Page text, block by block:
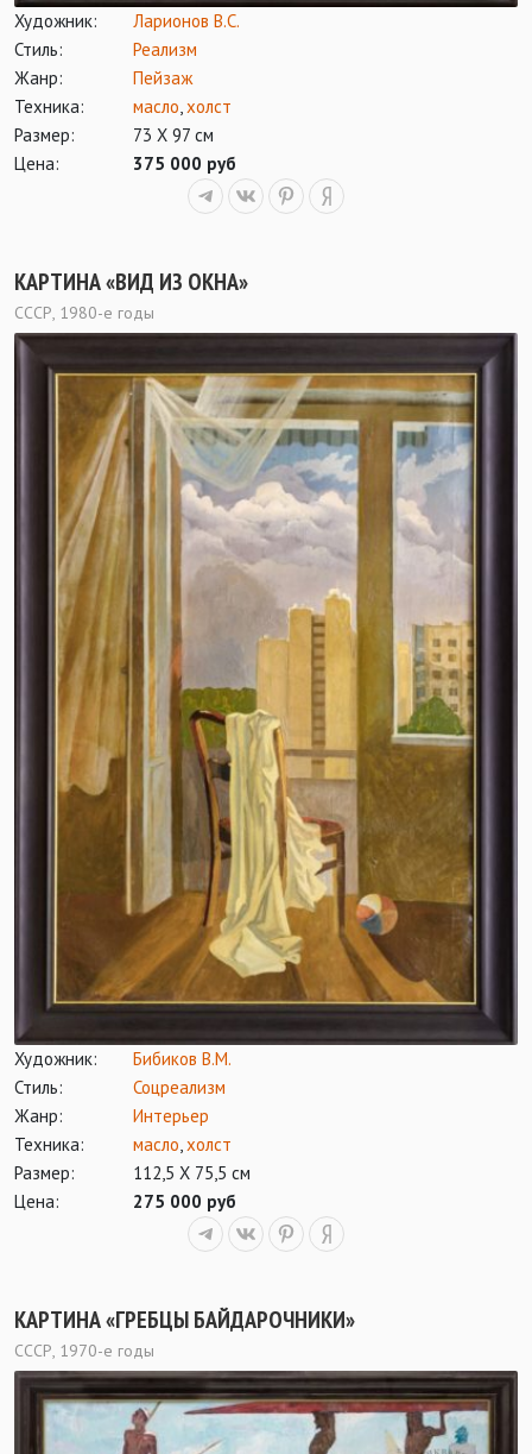
Художник:
Ларионов В.С.
Стиль:
Реализм
Жанр:
Пейзаж
Техника:
масло,холст
Размер:
73 Х 97 см
Цена:
375 000 руб
КАРТИНА «ВИД ИЗ ОКНА»
СССР, 1980-е годы
Художник:
Бибиков В.М.
Стиль:
Соцреализм
Жанр:
Интерьер
Техника:
масло,холст
Размер:
112,5 Х 75,5 см
Цена:
275 000 руб
КАРТИНА «ГРЕБЦЫ БАЙДАРОЧНИКИ»
СССР, 1970-е годы